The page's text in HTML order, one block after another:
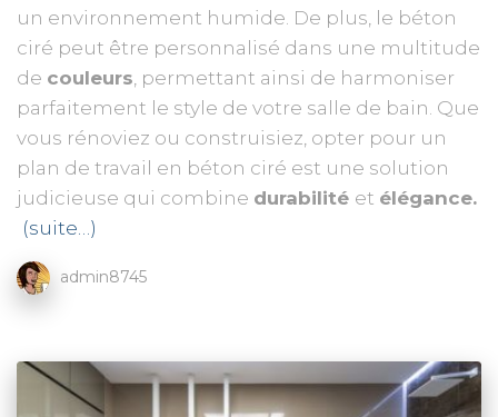
un environnement humide. De plus, le béton
ciré peut être personnalisé dans une multitude
de couleurs, permettant ainsi de harmoniser
parfaitement le style de votre salle de bain. Que
vous rénoviez ou construisiez, opter pour un
plan de travail en béton ciré est une solution
judicieuse qui combine durabilité et élégance.
(suite…)
admin8745